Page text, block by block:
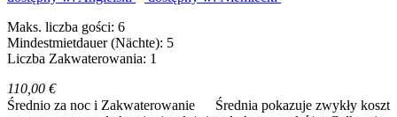
Maks. liczba gości: 6
Mindestmietdauer (Nächte): 5
Liczba Zakwaterowania: 1
110,00 €
Średnio za noc i Zakwaterowanie
Średnia pokazuje zwykły koszt